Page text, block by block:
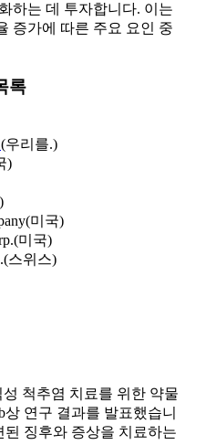
하는 데 투자합니다. 이는
증가에 따른 주요 요인 중
록
(우리를.)
)
미국)
미국)
스위스)
척추염 치료를 위한 약물
연구 결과를 발표했습니
징후와 증상을 치료하는